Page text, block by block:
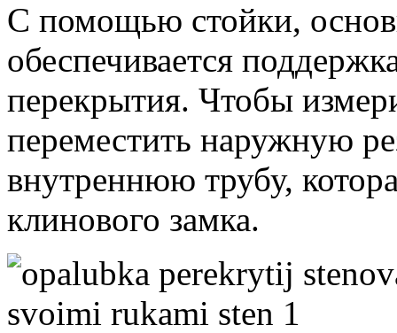
С помощью стойки,
обеспечивается
перекрытия. Чтобы
переместить наружную
внутреннюю трубу,
клинового замка.